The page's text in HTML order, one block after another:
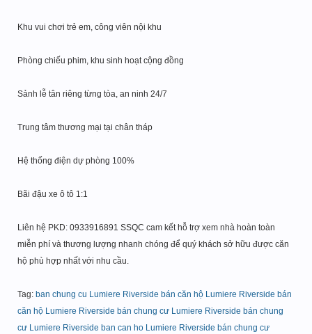
Khu vui chơi trẻ em, công viên nội khu
Phòng chiếu phim, khu sinh hoạt cộng đồng
Sảnh lễ tân riêng từng tòa, an ninh 24/7
Trung tâm thương mại tại chân tháp
Hệ thống điện dự phòng 100%
Bãi đậu xe ô tô 1:1
Liên hệ PKD: 0933916891 SSQC cam kết hỗ trợ xem nhà hoàn toàn
miễn phí và thương lượng nhanh chóng để quý khách sở hữu được căn
hộ phù hợp nhất với nhu cầu.
Tag: ban chung cu Lumiere Riverside bán căn hộ Lumiere Riverside bán
căn hộ Lumiere Riverside bán chung cư Lumiere Riverside bán chung
cư Lumiere Riverside ban can ho Lumiere Riverside bán chung cư